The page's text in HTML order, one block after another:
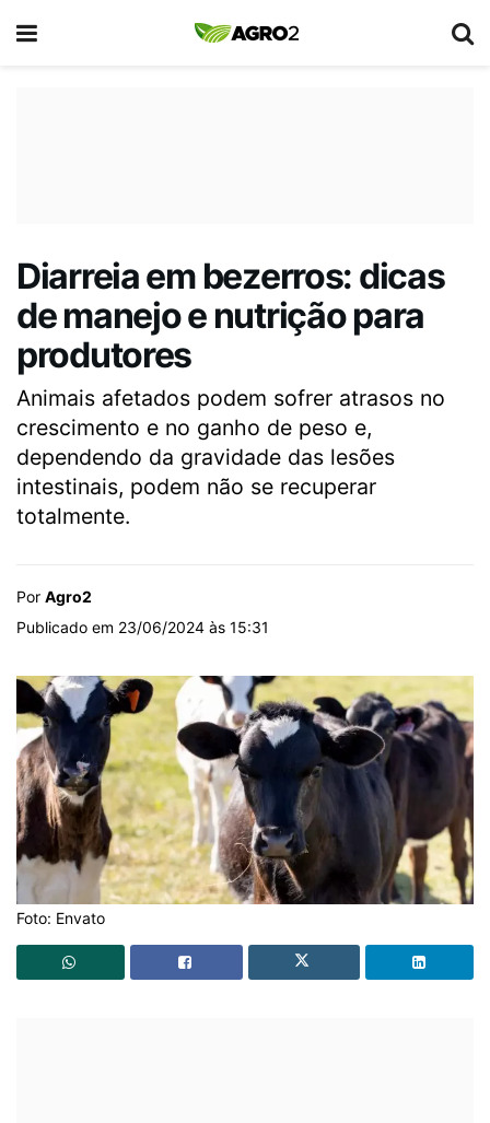
Diarreia em bezerros: dicas
de manejo e nutrição para
produtores
Animais afetados podem sofrer atrasos no
crescimento e no ganho de peso e,
dependendo da gravidade das lesões
intestinais, podem não se recuperar
totalmente.
Por Agro2
Publicado em 23/06/2024 às 15:31
Foto: Envato